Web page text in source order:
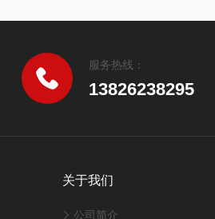
服务热线：
13826238295
关于我们
公司简介